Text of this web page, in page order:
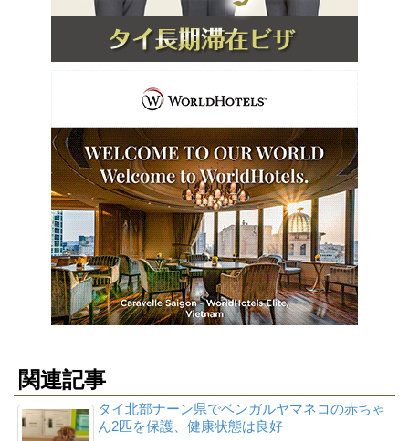
関連記事
タイ北部ナーン県でベンガルヤマネコの赤ちゃ
ん2匹を保護、健康状態は良好